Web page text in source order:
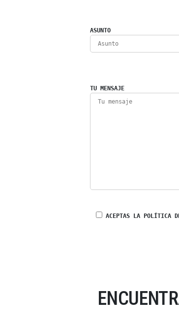
ASUNTO
TU MENSAJE
ACEPTAS LA POLÍTICA